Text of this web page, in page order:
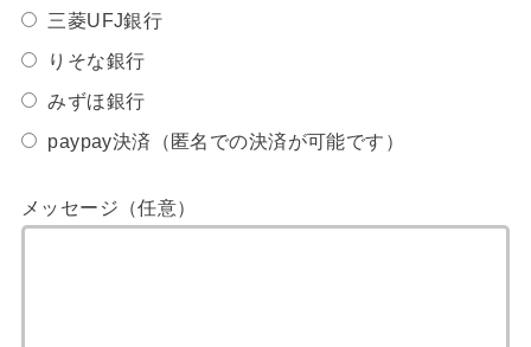
三菱UFJ銀行
りそな銀行
みずほ銀行
paypay決済（匿名での決済が可能です）
メッセージ（任意）